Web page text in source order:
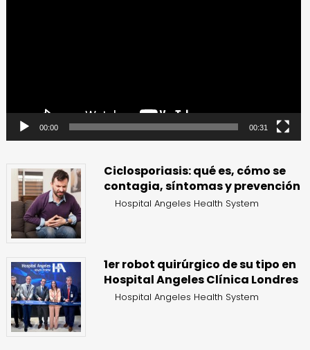
00:00 00:31
Ciclosporiasis: qué es, cómo se
contagia, síntomas y prevención
Hospital Angeles Health System
1er robot quirúrgico de su tipo en
Hospital Angeles Clínica Londres
Hospital Angeles Health System